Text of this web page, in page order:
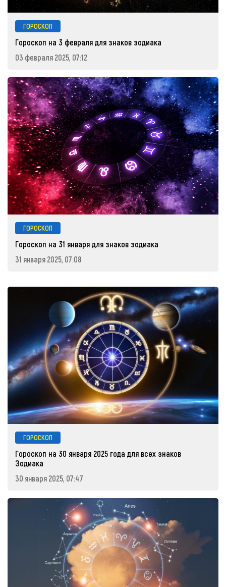
ГОРОСКОП
Гороскоп на 3 февраля для знаков зодиака
03 февраля 2025, 07:12
ГОРОСКОП
Гороскоп на 31 января для знаков зодиака
31 января 2025, 07:08
ГОРОСКОП
Гороскоп на 30 января 2025 года для всех знаков
Зодиака
30 января 2025, 07:47